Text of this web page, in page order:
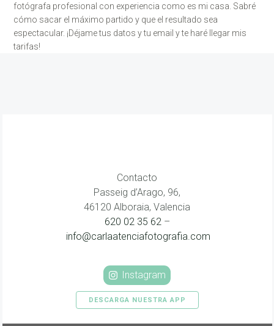
fotógrafa profesional con experiencia como es mi casa. Sabré
cómo sacar el máximo partido y que el resultado sea
espectacular. ¡Déjame tus datos y tu email y te haré llegar mis
tarifas!
Contacto
Passeig d’Arago, 96,
46120 Alboraia, Valencia
620 02 35 62–
info@carlaatenciafotografia.com
Instagram
DESCARGA NUESTRA APP